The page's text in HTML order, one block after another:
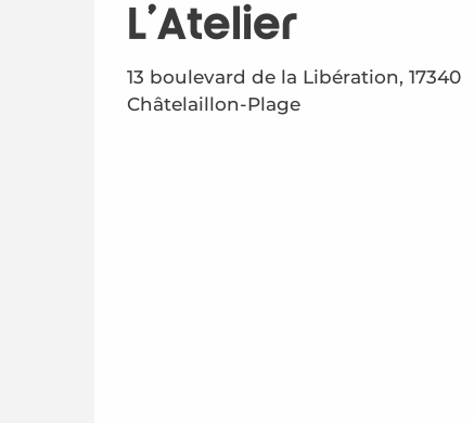
L'Atelier
13 boulevard de la Libération, 17340
Châtelaillon-Plage